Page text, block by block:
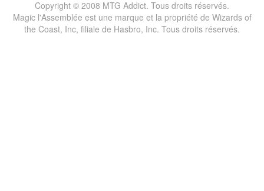
Copyright © 2008 MTG Addict. Tous droits réservés.
Magic l'Assemblée est une marque et la propriété de Wizards of
the Coast, Inc, filiale de Hasbro, Inc. Tous droits réservés.